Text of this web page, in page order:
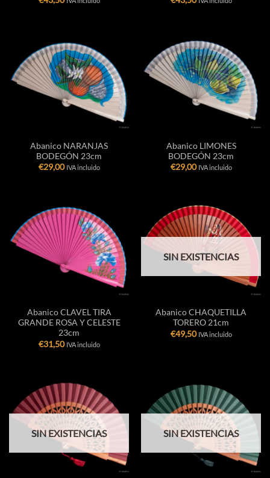
Abanico NARANJAS
BODEGÓN 23cm
€29,00 IVA incluido
Abanico LIMONES
BODEGÓN 23cm
€29,00 IVA incluido
Abanico CLAVEL TIRA
GRANDE ROSA Y CELESTE
23cm
€31,50 IVA incluido
SIN EXISTENCIAS
Abanico CHAQUETILLA
TORERO 21cm
€49,50 IVA incluido
SIN EXISTENCIAS SIN EXISTENCIAS